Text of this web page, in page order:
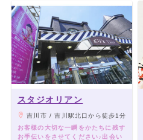
スタジオリアン
吉川市 / 吉川駅北口から徒歩1分
お客様の大切な一瞬をかたちに残す
お手伝いをさせてください♪出会い